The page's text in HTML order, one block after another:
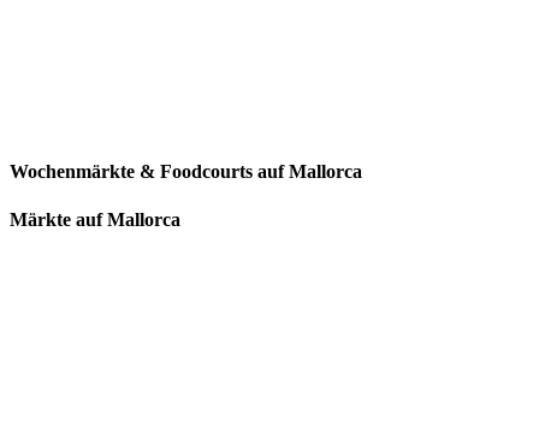
Wochenmärkte & Foodcourts auf Mallorca
Märkte auf Mallorca